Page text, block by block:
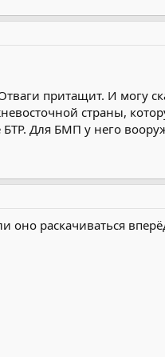
притащит. И могу
страны,
Для БМП у него
оно раскачиваться